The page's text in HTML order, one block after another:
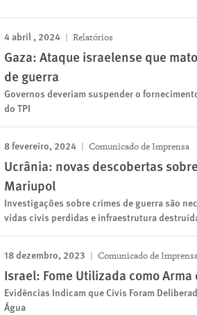
4 abril , 2024 Relatórios
Gaza: Ataque israelense que
de guerra
Governos deveriam suspender o
do TPI
8 fevereiro, 2024 Comunicado de Imprensa
Ucrânia: novas descobertas
Mariupol
Investigações sobre crimes de guerra são
vidas civis perdidas e infraestrutura
18 dezembro, 2023 Comunicado de
Israel: Fome Utilizada como Arma
Evidências Indicam que Civis Foram
Água